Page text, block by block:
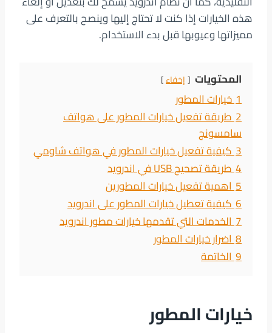
هذه الخيارات إذا كنت لا تحتاج إليها وينصح بالتعرف على
مميزاتها وعيوبها قبل بدء الاستخدام.
المحتويات إخفاء
1خيارات المطور
2طريقة تفعيل خيارات المطور على هواتف
سامسونج
3كيفية تفعيل خيارات المطور في هواتف شاومي
4طريقة تصحيح USB في اندرويد
5اهمية تفعيل خيارات المطورين
6كيفية تعطيل خيارات المطور على اندرويد
7الخدمات التي تقدمها خيارات مطور اندرويد
8اضرار خيارات المطور
9الخاتمة
خيارات المطور